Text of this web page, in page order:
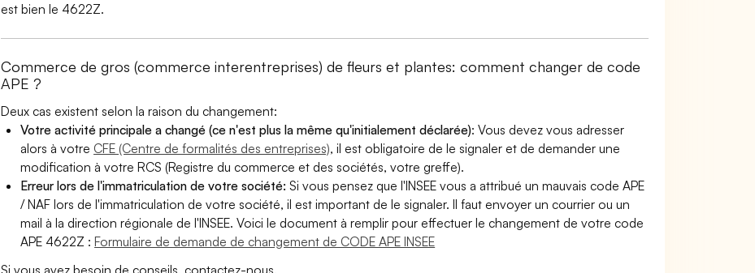
est bien le 4622Z.
Commerce de gros (commerce interentreprises) de fleurs et plantes: comment changer de code
APE ?
Deux cas existent selon la raison du changement:
Votre activité principale a changé (ce n'est plus la même qu'initialement déclarée): Vous devez vous adresser
alors à votre CFE (Centre de formalités des entreprises), il est obligatoire de le signaler et de demander une
modification à votre RCS (Registre du commerce et des sociétés, votre greffe).
Erreur lors de l'immatriculation de votre société:Si vous pensez que l'INSEE vous a attribué un mauvais code APE
/ NAF lors de l'immatriculation de votre société, il est important de le signaler. Il faut envoyer un courrier ou un
mail à la direction régionale de l'INSEE. Voici le document à remplir pour effectuer le changement de votre code
APE 4622Z :Formulaire de demande de changement de CODE APE INSEE
Si vous avez besoin de conseils, contactez-nous.